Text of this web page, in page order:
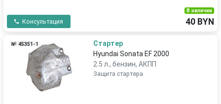
Консультация
В наличии
40 BYN
№ 45351-1
Стартер
Hyundai Sonata EF 2000
2.5 л., бензин, АКПП
Защита стартера